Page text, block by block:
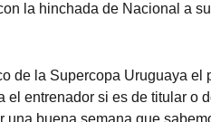
la hinchada de Nacional a
de la Supercopa Uruguaya
el entrenador si es de titular o
una buena semana que